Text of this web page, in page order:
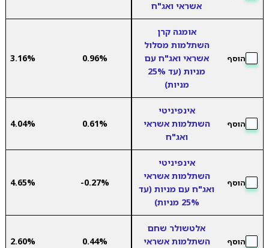
אשראי ואג"ח
הוסף
אומגה קרן
השתלמות מסלול
אשראי ואג"ח עם
מניות (עד 25%
מניות)
0.96%
3.16%
הוסף
אינפיניטי
השתלמות אשראי
ואג"ח
0.61%
4.04%
הוסף
אינפיניטי
השתלמות אשראי
ואג"ח עם מניות (עד
25% מניות)
-0.27%
4.65%
הוסף
אלטשולר שחם
השתלמות אשראי
0.44%
2.60%